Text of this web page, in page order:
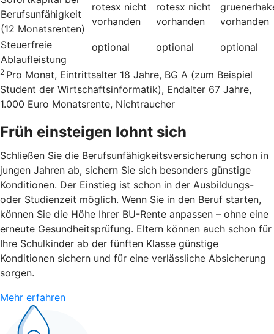
Berufsunfähigkeit
(12 Monatsrenten)
rotesx nicht
vorhanden
rotesx nicht
vorhanden
vorhanden
Steuerfreie
Ablaufleistung
optional optional optional
2 Pro Monat, Eintrittsalter 18 Jahre, BG A (zum Beispiel
Student der Wirtschaftsinformatik), Endalter 67 Jahre,
1.000 Euro Monatsrente, Nichtraucher
Früh einsteigen lohnt sich
Schließen Sie die Berufsunfähigkeitsversicherung schon in
jungen Jahren ab, sichern Sie sich besonders günstige
Konditionen. Der Einstieg ist schon in der Ausbildungs-
oder Studienzeit möglich. Wenn Sie in den Beruf starten,
können Sie die Höhe Ihrer BU-Rente anpassen – ohne eine
erneute Gesundheitsprüfung. Eltern können auch schon für
Ihre Schulkinder ab der fünften Klasse günstige
Konditionen sichern und für eine verlässliche Absicherung
sorgen.
Mehr erfahren